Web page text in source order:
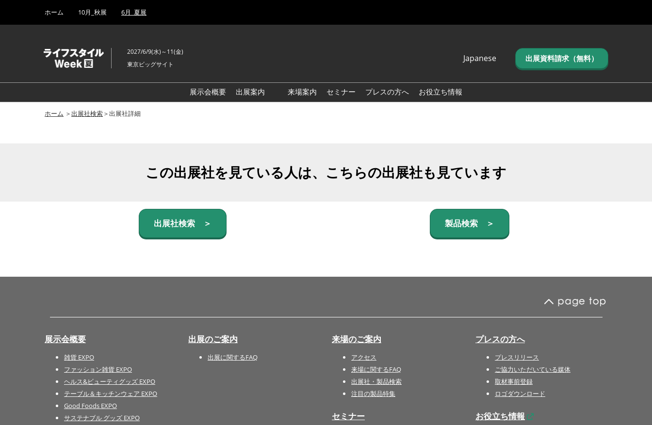
キ
し
to
ホーム 10月_秋展 6月_夏展
2027/6/9(水)～11(金)
東京ビッグサイト
Japanese
English
简体中文
出展資料請求（無料）
展示会概要
出展案内
国際 ヘルス＆ビューティグ
ッズ EXPO
来場案内 セミナー プレスの方へ お役立ち情報
ホーム ＞出展社検索＞出展社詳細
この出展社を見ている人は、こちらの出展社も見ています
出展社検索 ＞ 製品検索 ＞
展示会概要
雑貨 EXPO
ファッション雑貨 EXPO
ヘルス&ビューティグッズ EXPO
テーブル＆キッチンウェア EXPO
Good Foods EXPO
サステナブル グッズ EXPO
出展のご案内
出展に関するFAQ
来場のご案内
アクセス
来場に関するFAQ
出展社・製品検索
注目の製品特集
セミナー
プレスの方へ
プレスリリース
ご協力いただいている媒体
取材事前登録
ロゴダウンロード
お役立ち情報